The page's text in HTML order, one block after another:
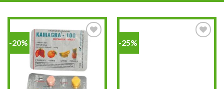
-20%
Kedvencekhez
-25%